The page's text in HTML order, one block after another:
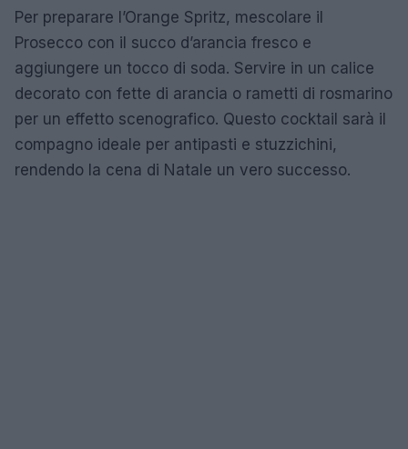
Per preparare l’Orange Spritz, mescolare il
Prosecco con il succo d’arancia fresco e
aggiungere un tocco di soda. Servire in un calice
decorato con fette di arancia o rametti di rosmarino
per un effetto scenografico. Questo cocktail sarà il
compagno ideale per antipasti e stuzzichini,
rendendo la cena di Natale un vero successo.